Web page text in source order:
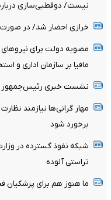
نیست/ دوقطبی‌سازی
خرازی احضار شد/ در
مصوبه دولت برای نیروهای
مافیا بر سازمان اداری و
نشست خبری رئیس‌جمهور
مهار گرانی‌ها نیازمند
برخورد شود
شبکه نفوذ گسترده در
تراستی‌ آلوده
ما هنوز هم برای